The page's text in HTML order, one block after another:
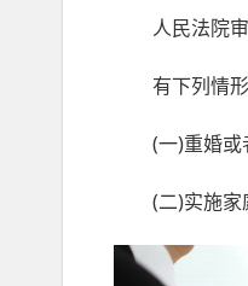
人民法院审
有下列情形
(一)重婚或
(二)实施家